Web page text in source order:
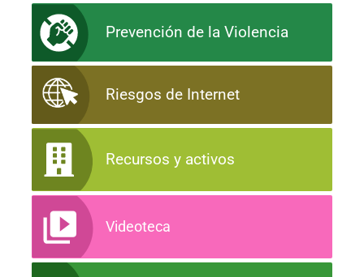
Prevención de la Violencia
Riesgos de Internet
Recursos y activos
Videoteca